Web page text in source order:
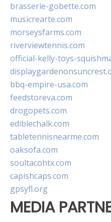
brasserie-gobette.com
musicrearte.com
morseysfarms.com
riverviewtennis.com
official-kelly-toys-
bbq-empire-usa.com
feedstoreva.com
drogopets.com
ediblechalk.com
tabletennisnearme.com
oaksofa.com
soultacohtx.com
capishcaps.com
gpsyfl.org
MEDIA